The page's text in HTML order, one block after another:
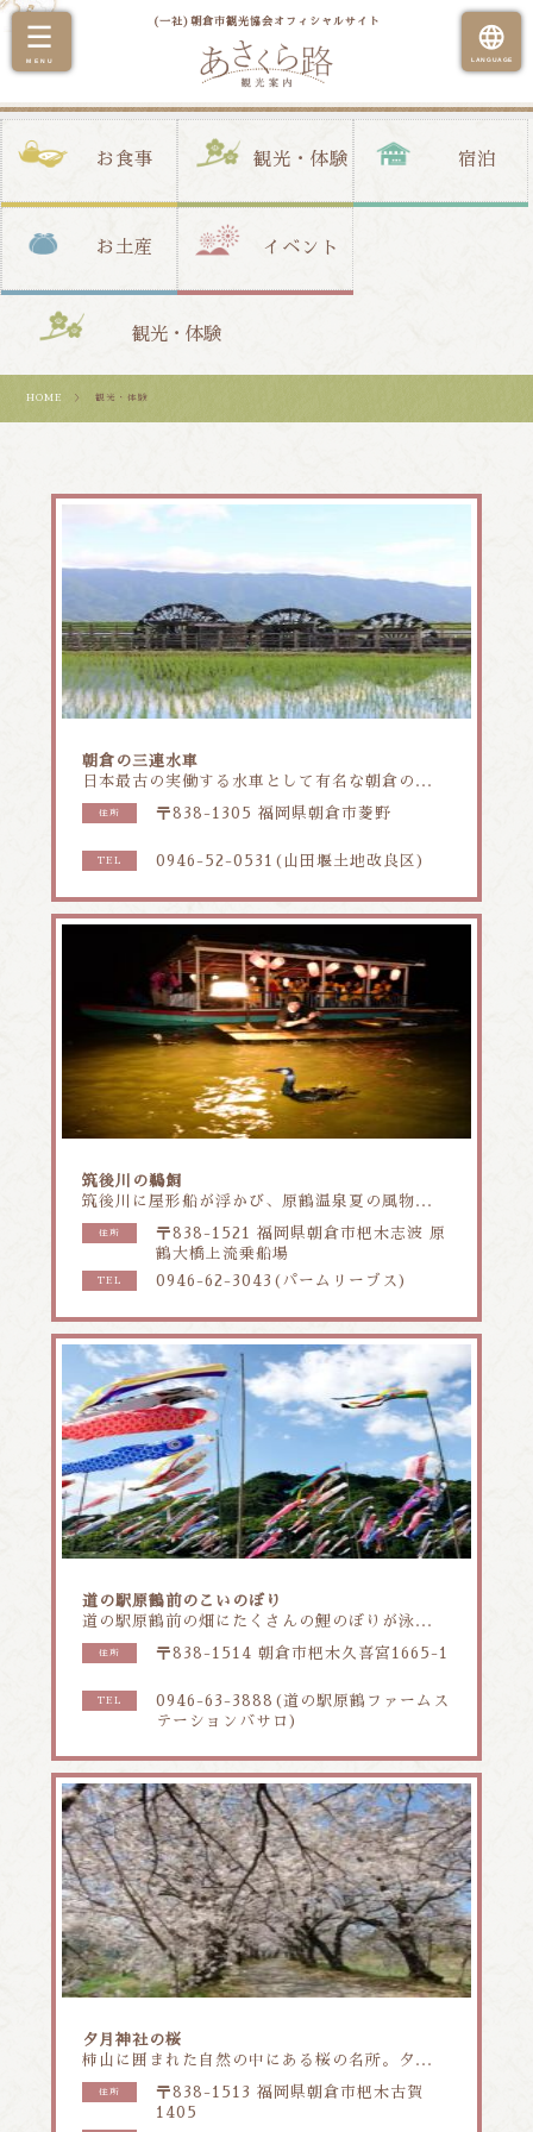
(一社)朝倉市観光協会オフィシャルサイト
お食事 観光・体験 宿泊
お土産 イベント
観光・体験
HOME ＞ 観光・体験
朝倉の三連水車
日本最古の実働する水車として有名な朝倉の...
住所 〒838-1305 福岡県朝倉市菱野
TEL 0946-52-0531(山田堰土地改良区)
筑後川の鵜飼
筑後川に屋形船が浮かび、原鶴温泉夏の風物...
住所
〒838-1521 福岡県朝倉市杷木志波 原
鶴大橋上流乗船場
TEL 0946-62-3043(パームリーブス)
道の駅原鶴前のこいのぼり
道の駅原鶴前の畑にたくさんの鯉のぼりが泳...
住所 〒838-1514 朝倉市杷木久喜宮1665-1
TEL
0946-63-3888(道の駅原鶴ファームス
テーションバサロ)
夕月神社の桜
柿山に囲まれた自然の中にある桜の名所。夕...
住所
〒838-1513 福岡県朝倉市杷木古賀
1405